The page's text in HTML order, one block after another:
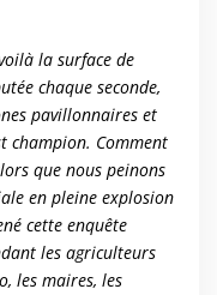
la surface de
chaque seconde,
pavillonnaires et
champion. Comment
que nous peinons
en pleine explosion
cette enquête
les agriculteurs
les maires, les